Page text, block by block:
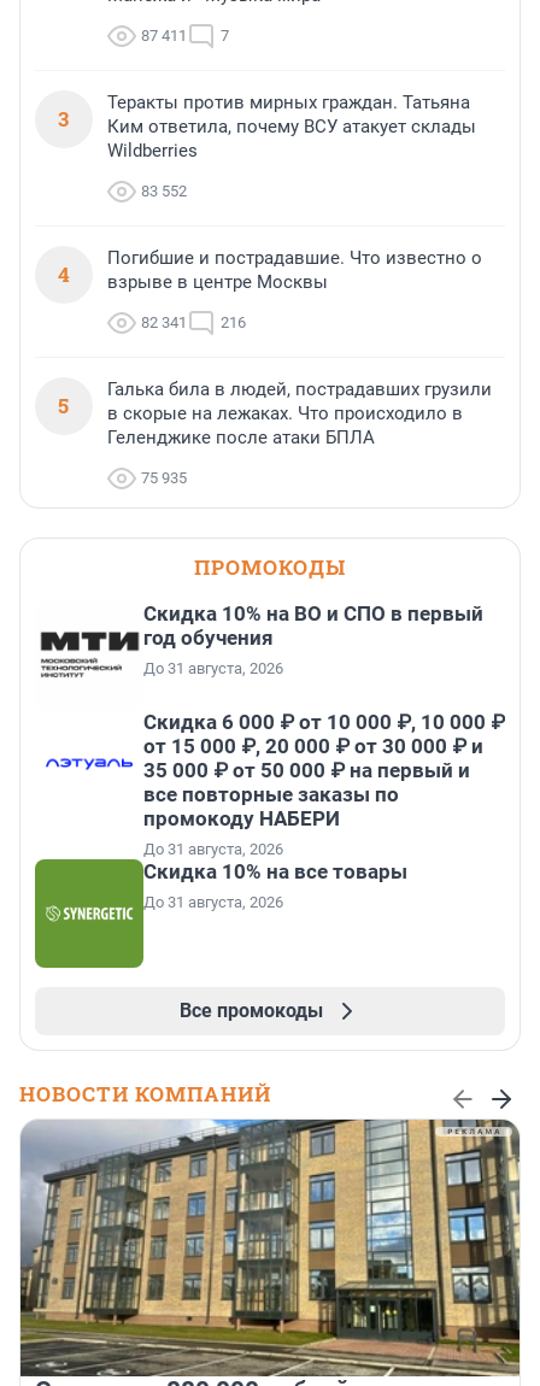
87 411 7
3
Теракты против мирных граждан. Татьяна
Ким ответила, почему ВСУ атакует склады
Wildberries
83 552
4
Погибшие и пострадавшие. Что известно о
взрыве в центре Москвы
82 341 216
5
Галька била в людей, пострадавших грузили
в скорые на лежаках. Что происходило в
Геленджике после атаки БПЛА
75 935
ПРОМОКОДЫ
Скидка 10% на ВО и СПО в первый
год обучения
До 31 августа, 2026
Скидка 6 000 ₽ от 10 000 ₽, 10 000 ₽
от 15 000 ₽, 20 000 ₽ от 30 000 ₽ и
35 000 ₽ от 50 000 ₽ на первый и
все повторные заказы по
промокоду НАБЕРИ
До 31 августа, 2026
Скидка 10% на все товары
До 31 августа, 2026
Все промокоды
НОВОСТИ КОМПАНИЙ